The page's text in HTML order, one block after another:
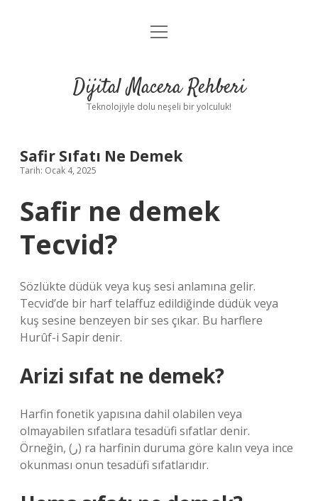
Anasayfa
Yasal Uyarı
menüyü
Dijital Macera Rehberi
Teknolojiyle dolu neşeli bir yolculuk!
Safir Sıfatı Ne Demek
Tarih: Ocak 4, 2025
Safir ne demek
Tecvid?
Sözlükte düdük veya kuş sesi anlamına gelir.
Tecvid’de bir harf telaffuz edildiğinde düdük veya
kuş sesine benzeyen bir ses çıkar. Bu harflere
Hurûf-i Sapir denir.
Arizi sıfat ne demek?
Harfin fonetik yapısına dahil olabilen veya
olmayabilen sıfatlara tesadüfi sıfatlar denir.
Örneğin, (ﺭ) ra harfinin duruma göre kalın veya ince
okunması onun tesadüfi sıfatlarıdır.